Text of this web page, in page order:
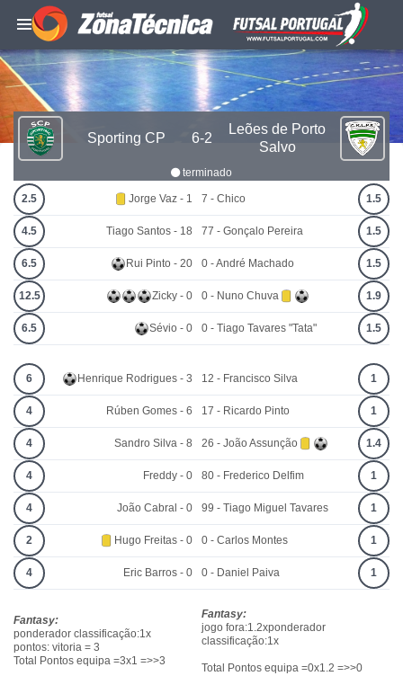
Sporting CP 6-2
Leões de Porto
Salvo
terminado
2.5 Jorge Vaz - 1
4.5 Tiago Santos - 18
6.5 Rui Pinto - 20
12.5 Zicky - 0
6.5 Sévio - 0
7 - Chico 1.5
77 - Gonçalo Pereira 1.5
0 - André Machado 1.5
0 - Nuno Chuva 1.9
0 - Tiago Tavares "Tata" 1.5
6 Henrique Rodrigues - 3
4 Rúben Gomes - 6
4 Sandro Silva - 8
4 Freddy - 0
4 João Cabral - 0
2 Hugo Freitas - 0
4 Eric Barros - 0
12 - Francisco Silva 1
17 - Ricardo Pinto 1
26 - João Assunção 1.4
80 - Frederico Delfim 1
99 - Tiago Miguel Tavares 1
0 - Carlos Montes 1
0 - Daniel Paiva 1
Fantasy:
ponderador classificação:1x
pontos: vitoria = 3
Total Pontos equipa =3x1 =>>3
Fantasy:
jogo fora:1.2xponderador
classificação:1x
Total Pontos equipa =0x1.2 =>>0